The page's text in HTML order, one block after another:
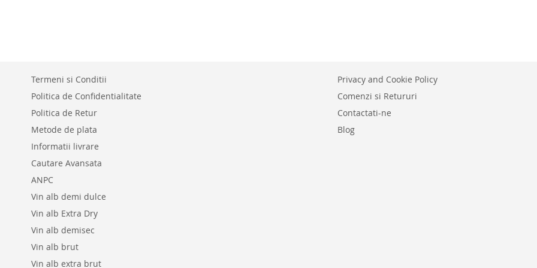
Termeni si Conditii
Politica de Confidentialitate
Politica de Retur
Metode de plata
Informatii livrare
Cautare Avansata
ANPC
Vin alb demi dulce
Vin alb Extra Dry
Vin alb demisec
Vin alb brut
Vin alb extra brut
Privacy and Cookie Policy
Comenzi si Retururi
Contactati-ne
Blog